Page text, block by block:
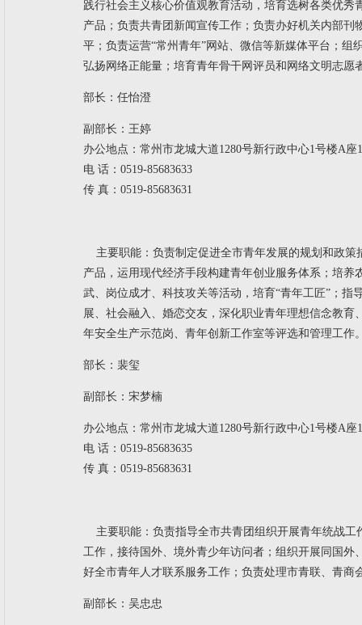
践行社会主义核心价值观教育活动，培育选树各类优
产品；负责共青团新闻宣传工作；负责办好机关内部
平；负责运营“常州青年”网站、微信等新媒体平台；
弘扬网络正能量；培育青年骨干网评员和网络文明志
部长： 任怡澄
副部长：王婷
办公地点：常州市龙城大道1280号新行政中心1号楼A座
电 话：0519-85683633
传 真：0519-85683631
主要职能：负责制定促进全市青年发展的规划和政策
产品，运用现代经济手段构建青年创业服务体系；培
武、岗位成才、科技攻关等活动，培育“青年工匠”；
展、社会融入、婚恋交友，深化职业青年理想信念教
年安全生产示范岗、青年创新工作室等评选和管理工作
部长： 裴玺
副部长：宋梦楠
办公地点：常州市龙城大道1280号新行政中心1号楼A座
电 话：0519-85683635
传 真：0519-85683631
主要职能： 负责指导全市共青团组织开展青年统战
工作，接待国外、境外青少年访问者；组织开展同国
好全市青年人才联系服务工作；负责处理市青联、青商
副部长： 吴忠忠